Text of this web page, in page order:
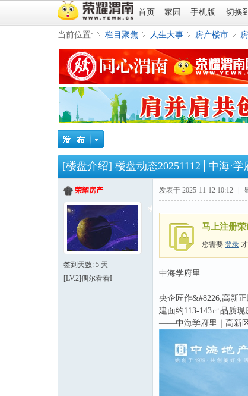
首页 家园 手机版 切换
当前位置:
»
栏目聚焦
›
人生大事
›
房产楼市
›
[楼盘介绍] 楼盘动态20251112│中海·
荣耀房产
签到天数: 5 天
[LV.2]偶尔看看I
发表于 2025-11-12 10:12
马上注册
您需要 登录
中海学府里
央企匠作&#8226;高新
建面约113-143㎡品质现
——中海学府里｜高新